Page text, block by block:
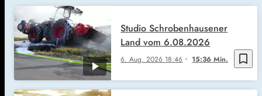
bookmark_border
6. Aug. 2026 18:46 15:36 Min.
Studio Schrobenhausener
Land vom 6.08.2026